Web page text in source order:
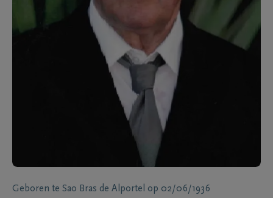
Geboren te Sao Bras de Alportel op 02/06/1936